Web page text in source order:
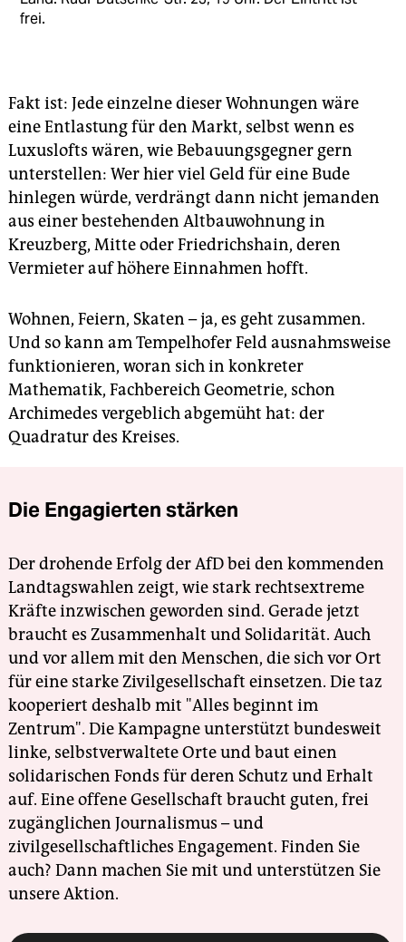
frei.
Fakt ist: Jede einzelne dieser Wohnungen wäre
eine Entlastung für den Markt, selbst wenn es
Luxuslofts wären, wie Bebauungsgegner gern
unterstellen: Wer hier viel Geld für eine Bude
hinlegen würde, verdrängt dann nicht jemanden
aus einer bestehenden Altbauwohnung in
Kreuzberg, Mitte oder Friedrichshain, deren
Vermieter auf höhere Einnahmen hofft.
Wohnen, Feiern, Skaten – ja, es geht zusammen.
Und so kann am Tempelhofer Feld ausnahmsweise
funktionieren, woran sich in konkreter
Mathematik, Fachbereich Geometrie, schon
Archimedes vergeblich abgemüht hat: der
Quadratur des Kreises.
Die Engagierten stärken
Der drohende Erfolg der AfD bei den kommenden
Landtagswahlen zeigt, wie stark rechtsextreme
Kräfte inzwischen geworden sind. Gerade jetzt
braucht es Zusammenhalt und Solidarität. Auch
und vor allem mit den Menschen, die sich vor Ort
für eine starke Zivilgesellschaft einsetzen. Die taz
kooperiert deshalb mit "Alles beginnt im
Zentrum". Die Kampagne unterstützt bundesweit
linke, selbstverwaltete Orte und baut einen
solidarischen Fonds für deren Schutz und Erhalt
auf. Eine offene Gesellschaft braucht guten, frei
zugänglichen Journalismus – und
zivilgesellschaftliches Engagement. Finden Sie
auch? Dann machen Sie mit und unterstützen Sie
unsere Aktion.